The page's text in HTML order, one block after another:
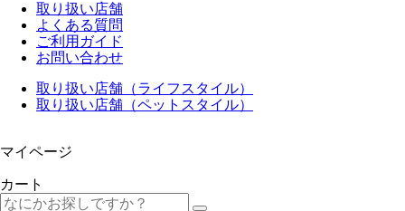
取り扱い店舗
よくある質問
ご利用ガイド
お問い合わせ
取り扱い店舗（ライフスタイル）
取り扱い店舗（ペットスタイル）
マイページ
カート